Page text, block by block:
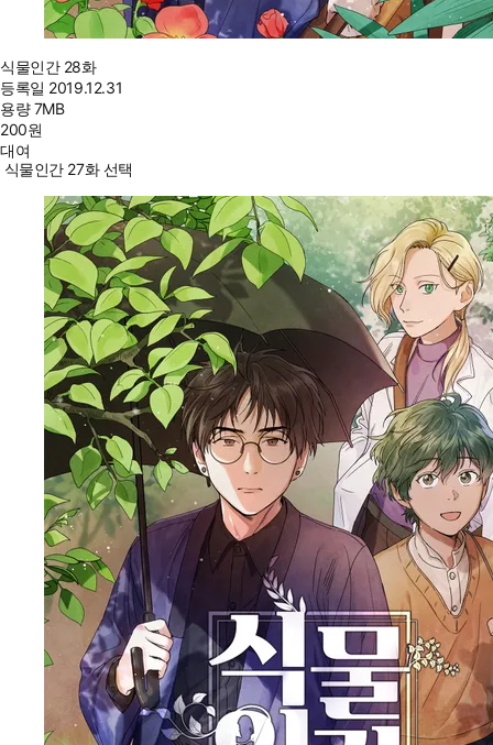
식물인간 28화
등록일 2019.12.31
용량7MB
200원
대여
식물인간 27화 선택